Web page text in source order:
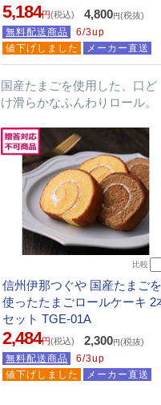
5,184円(税込) 4,800円(税抜)
無料配送商品
6/3up
値下げしました
メーカー直送
国産たまごを使用した、口ど
け滑らかなふんわりロール。
比較
信州伊那つぐや 国産たまごを
使ったたまごロールケーキ 2
セット TGE-01A
2,484円(税込) 2,300円(税抜)
無料配送商品
6/3up
値下げしました
メーカー直送